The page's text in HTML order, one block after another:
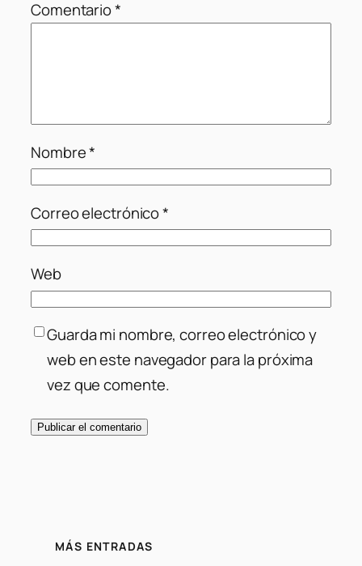
Comentario*
Nombre*
Correo electrónico*
Web
Guarda mi nombre, correo electrónico y
web en este navegador para la próxima
vez que comente.
MÁS ENTRADAS